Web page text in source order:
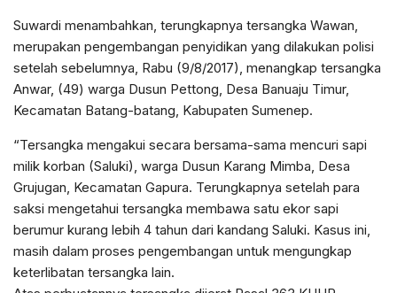
Suwardi menambahkan, terungkapnya tersangka Wawan,
merupakan pengembangan penyidikan yang dilakukan polisi
setelah sebelumnya, Rabu (9/8/2017), menangkap tersangka
Anwar, (49) warga Dusun Pettong, Desa Banuaju Timur,
Kecamatan Batang-batang, Kabupaten Sumenep.
“Tersangka mengakui secara bersama-sama mencuri sapi
milik korban (Saluki), warga Dusun Karang Mimba, Desa
Grujugan, Kecamatan Gapura. Terungkapnya setelah para
saksi mengetahui tersangka membawa satu ekor sapi
berumur kurang lebih 4 tahun dari kandang Saluki. Kasus ini,
masih dalam proses pengembangan untuk mengungkap
keterlibatan tersangka lain.